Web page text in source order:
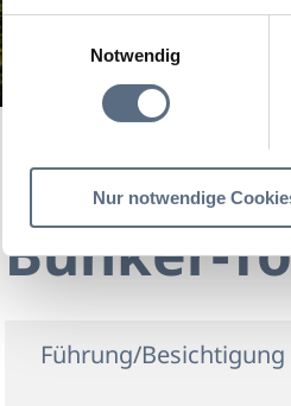
Einwilligungsauswahl
Notwendig
Nur notwendige
Bunker-
Führung/Besichtigung